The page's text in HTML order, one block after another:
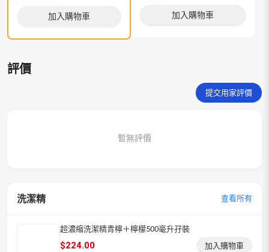
加入購物車 加入購物車
評價
提交用家評價
暫無評價
洗潔精 查看所有
超濃縮洗潔精青檸＋檸檬500毫升孖裝
$224.00 加入購物車